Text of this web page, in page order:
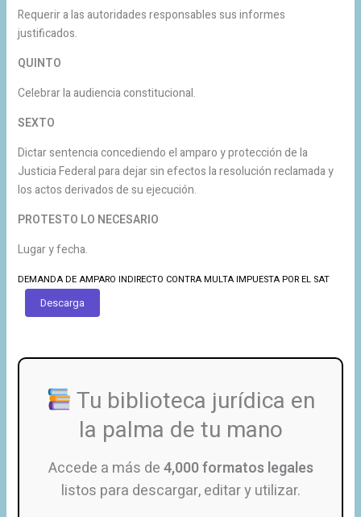
Requerir a las autoridades responsables sus informes
justificados.
QUINTO
Celebrar la audiencia constitucional.
SEXTO
Dictar sentencia concediendo el amparo y protección de la
Justicia Federal para dejar sin efectos la resolución reclamada y
los actos derivados de su ejecución.
PROTESTO LO NECESARIO
Lugar y fecha.
DEMANDA DE AMPARO INDIRECTO CONTRA MULTA IMPUESTA POR EL SAT
Descarga
Tu biblioteca jurídica en
la palma de tu mano
Accede a más de4,000 formatos legales
listos para descargar, editar y utilizar.